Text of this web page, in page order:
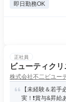
即日勤務OK
正社員
ビューティク
株式会社不二ビユー
【未経験＆若
実！❗️賞与&昇給